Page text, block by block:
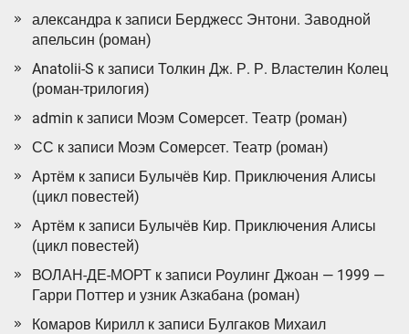
александра к записи Берджесс Энтони. Заводной
апельсин (роман)
Anatolii-S к записи Толкин Дж. Р. Р. Властелин Колец
(роман-трилогия)
admin к записи Моэм Сомерсет. Театр (роман)
СС к записи Моэм Сомерсет. Театр (роман)
Артём к записи Булычёв Кир. Приключения Алисы
(цикл повестей)
Артём к записи Булычёв Кир. Приключения Алисы
(цикл повестей)
ВОЛАН-ДЕ-МОРТ к записи Роулинг Джоан — 1999 —
Гарри Поттер и узник Азкабана (роман)
Комаров Кирилл к записи Булгаков Михаил